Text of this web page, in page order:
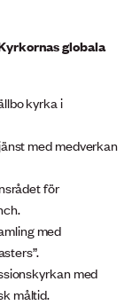
globala
kyrka i
med medverkan
för
med
med
måltid.